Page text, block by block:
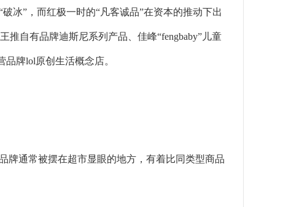
冰”，而红极一时的“凡客诚品”在资本的推动下出
推自有品牌迪斯尼系列产品、佳峰“fengbaby”儿童
牌lol原创生活概念店。
牌通常被摆在超市显眼的地方，有着比同类型商品